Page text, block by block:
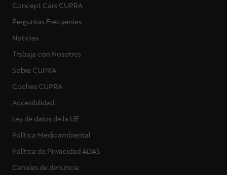
Concept Cars CUPRA
Preguntas Frecuentes
Noticias
Trabaja con Nosotros
Sobre CUPRA
Coches CUPRA
Accesibilidad
Ley de datos de la UE
Política Medioambiental
Política de Privacidad ADAS
Canales de denuncia